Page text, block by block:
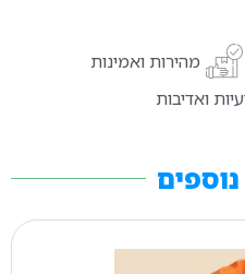
מהירות ואמינות
ואדיבות